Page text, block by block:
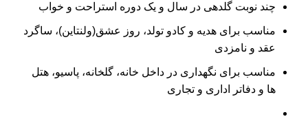
چند نوبت گلدهی در سال و یک دوره استراحت و خواب
مناسب برای هدیه و کادو تولد، روز عشق(ولنتاین)، ساگرد
عقد و نامزدی
مناسب برای نگهداری در داخل خانه، گلخانه، پاسیو، هتل
ها و دفاتر اداری و تجاری